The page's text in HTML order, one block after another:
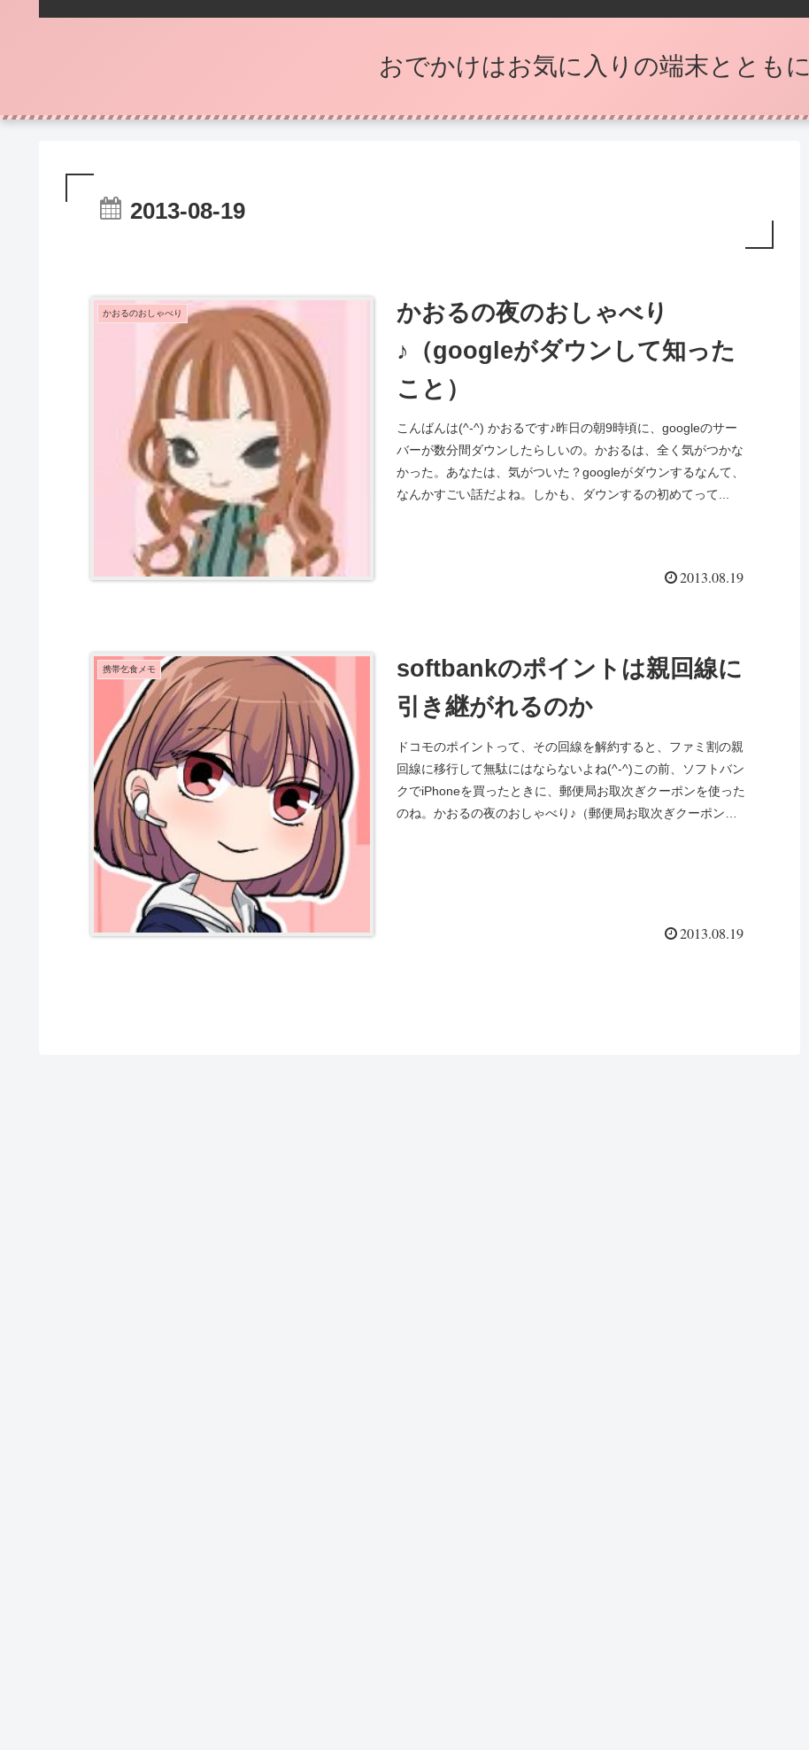
おでかけはお気に入りの端末とともに
2013-08-19
かおるのおしゃべり
かおるの夜のおしゃべり
♪（googleがダウンして知った
こと）
こんばんは(^-^) かおるです♪昨日の朝9時頃に、googleのサー
バーが数分間ダウンしたらしいの。かおるは、全く気がつかな
かった。あなたは、気がついた？googleがダウンするなんて、
なんかすごい話だよね。しかも、ダウンするの初めてって...
2013.08.19
携帯乞食メモ
softbankのポイントは親回線に
引き継がれるのか
ドコモのポイントって、その回線を解約すると、ファミ割の親
回線に移行して無駄にはならないよね(^-^)この前、ソフトバン
クでiPhoneを買ったときに、郵便局お取次ぎクーポンを使った
のね。かおるの夜のおしゃべり♪（郵便局お取次ぎクーポン
2013.08.19